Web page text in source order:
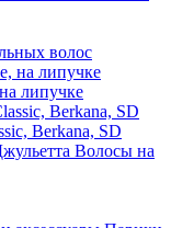
волос
липучке
Berkana, SD
Волосы на